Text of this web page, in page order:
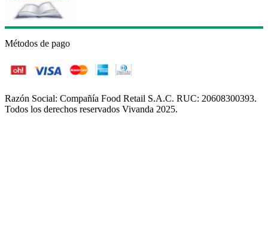
Métodos de pago
Razón Social: Compañía Food Retail S.A.C. RUC: 20608300393.
Todos los derechos reservados Vivanda 2025.